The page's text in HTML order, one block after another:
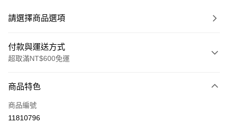
請選擇商品選項
付款與運送方式
超取滿NT$600免運
信用卡一次付款
超商取貨付款
商品特色
商品編號
11810796